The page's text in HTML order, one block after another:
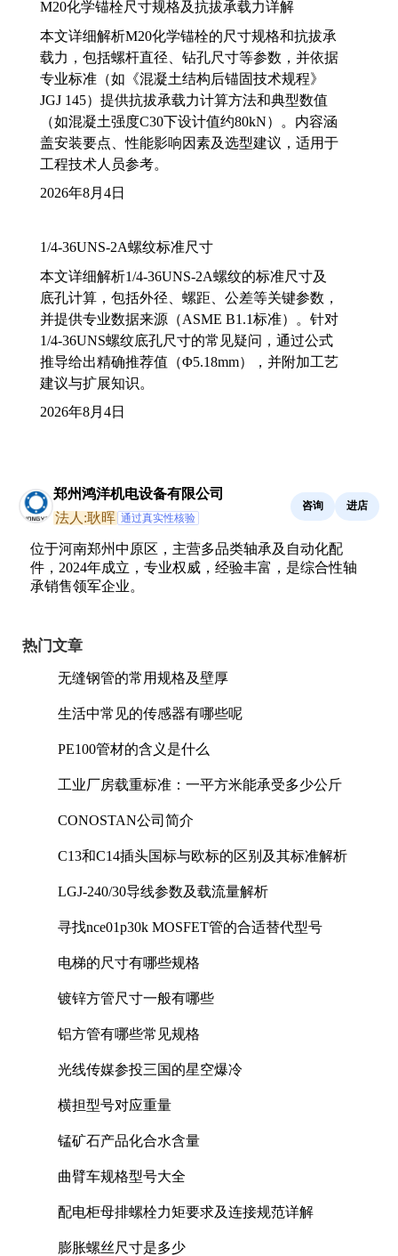
M20化学锚栓尺寸规格及抗拔承载力详解
本文详细解析M20化学锚栓的尺寸规格和抗拔承
载力，包括螺杆直径、钻孔尺寸等参数，并依据
专业标准（如《混凝土结构后锚固技术规程》
JGJ 145）提供抗拔承载力计算方法和典型数值
（如混凝土强度C30下设计值约80kN）。内容涵
盖安装要点、性能影响因素及选型建议，适用于
工程技术人员参考。
2026年8月4日
1/4-36UNS-2A螺纹标准尺寸
本文详细解析1/4-36UNS-2A螺纹的标准尺寸及
底孔计算，包括外径、螺距、公差等关键参数，
并提供专业数据来源（ASME B1.1标准）。针对
1/4-36UNS螺纹底孔尺寸的常见疑问，通过公式
推导给出精确推荐值（Φ5.18mm），并附加工艺
建议与扩展知识。
2026年8月4日
郑州鸿洋机电设备有限公司
法人:耿晖 通过真实性核验
咨询 进店
位于河南郑州中原区，主营多品类轴承及自动化配
件，2024年成立，专业权威，经验丰富，是综合性轴
承销售领军企业。
热门文章
无缝钢管的常用规格及壁厚
生活中常见的传感器有哪些呢
PE100管材的含义是什么
工业厂房载重标准：一平方米能承受多少公斤
CONOSTAN公司简介
C13和C14插头国标与欧标的区别及其标准解析
LGJ-240/30导线参数及载流量解析
寻找nce01p30k MOSFET管的合适替代型号
电梯的尺寸有哪些规格
镀锌方管尺寸一般有哪些
铝方管有哪些常见规格
光线传媒参投三国的星空爆冷
横担型号对应重量
锰矿石产品化合水含量
曲臂车规格型号大全
配电柜母排螺栓力矩要求及连接规范详解
膨胀螺丝尺寸是多少